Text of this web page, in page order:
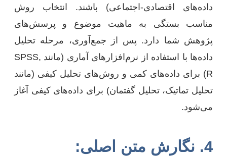
داده‌های اقتصادی-اجتماعی) باشند. انتخاب روش
مناسب بستگی به ماهیت موضوع و پرسش‌های
پژوهش شما دارد. پس از جمع‌آوری، مرحله تحلیل
داده‌ها با استفاده از نرم‌افزارهای آماری (مانند SPSS,
R) برای داده‌های کمی و روش‌های تحلیل کیفی (مانند
تحلیل تماتیک، تحلیل گفتمان) برای داده‌های کیفی آغاز
می‌شود.
4. نگارش متن اصلی: